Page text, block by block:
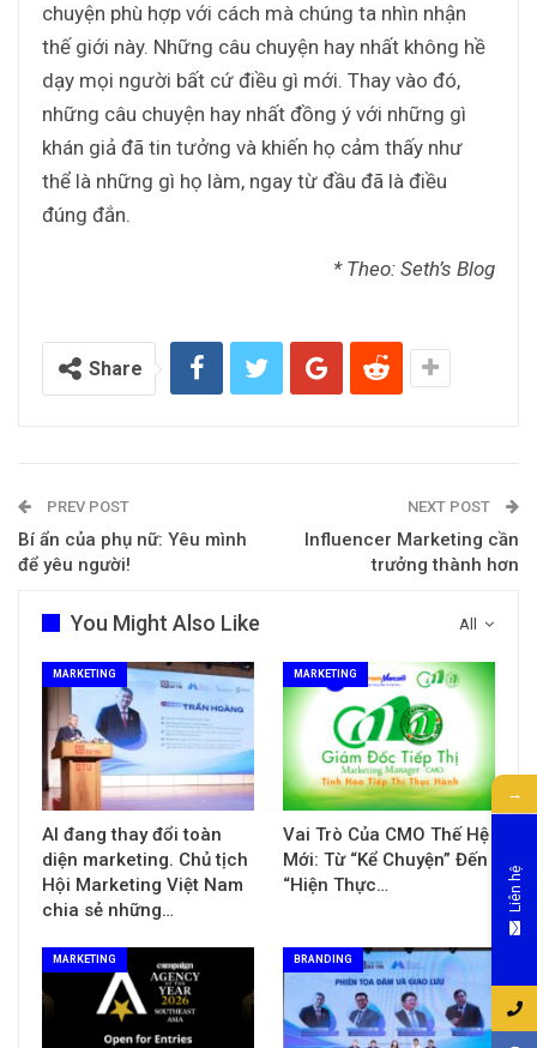
chuyện phù hợp với cách mà chúng ta nhìn nhận
thế giới này. Những câu chuyện hay nhất không hề
dạy mọi người bất cứ điều gì mới. Thay vào đó,
những câu chuyện hay nhất đồng ý với những gì
khán giả đã tin tưởng và khiến họ cảm thấy như
thể là những gì họ làm, ngay từ đầu đã là điều
đúng đắn.
* Theo: Seth’s Blog
Share
PREV POST
Bí ẩn của phụ nữ: Yêu mình
để yêu người!
NEXT POST
Influencer Marketing cần
trưởng thành hơn
All
You Might Also Like
MARKETING
AI đang thay đổi toàn
diện marketing. Chủ tịch
Hội Marketing Việt Nam
chia sẻ những…
MARKETING
Vai Trò Của CMO Thế Hệ
Mới: Từ “Kể Chuyện” Đến
“Hiện Thực…
MARKETING BRANDING
→
Liên hệ